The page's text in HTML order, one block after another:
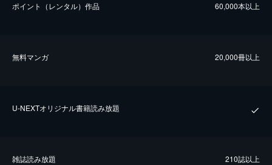
ポイント（レンタル）作品 60,000本以上
無料マンガ 20,000冊以上
U-NEXTオリジナル書籍読み放題
雑誌読み放題 210誌以上